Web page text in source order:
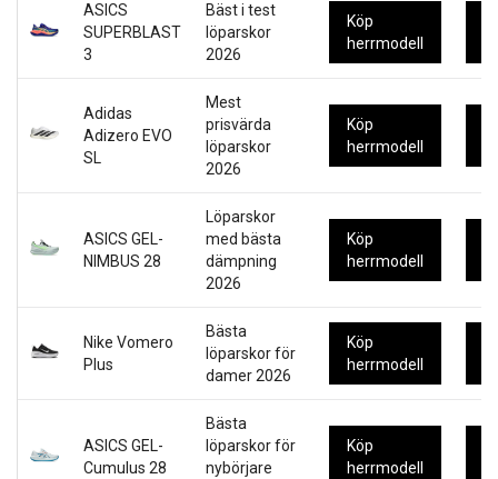
ASICS
SUPERBLAST
3
Bäst i test
löparskor
2026
Köp
herrmodell
Adidas
Adizero EVO
SL
Mest
prisvärda
löparskor
2026
Köp
herrmodell
ASICS GEL-
NIMBUS 28
Löparskor
med bästa
dämpning
2026
Köp
herrmodell
Nike Vomero
Plus
Bästa
löparskor för
damer 2026
Köp
herrmodell
ASICS GEL-
Cumulus 28
Bästa
löparskor för
nybörjare
Köp
herrmodell